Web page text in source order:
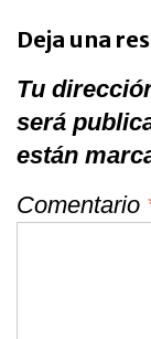
Deja una
Tu
será
están
Comentario